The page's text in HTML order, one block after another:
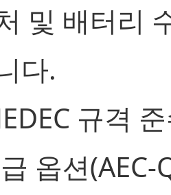
및 배터리
다.
규격
옵션(AEC-